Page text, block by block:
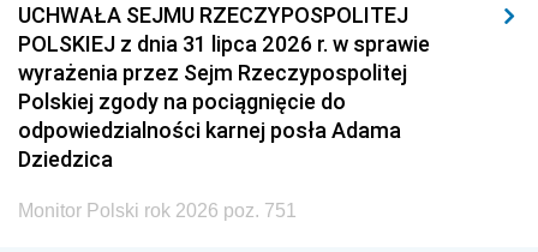
UCHWAŁA SEJMU RZECZYPOSPOLITEJ
POLSKIEJ z dnia 31 lipca 2026 r. w sprawie
wyrażenia przez Sejm Rzeczypospolitej
Polskiej zgody na pociągnięcie do
odpowiedzialności karnej posła Adama
Dziedzica
Monitor Polski rok 2026 poz. 751